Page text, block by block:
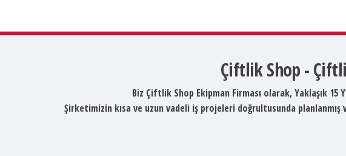
Çiftlik Shop -
Biz Çiftlik Shop Ekipman Firması olarak, Yaklaşık
Şirketimizin kısa ve uzun vadeli iş projeleri doğrultusunda